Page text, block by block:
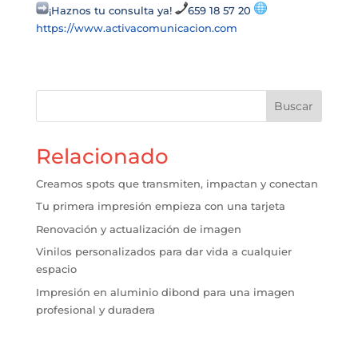
¡Haznos tu consulta ya!
659 18 57 20
https://www.activacomunicacion.com
Buscar
Relacionado
Creamos spots que transmiten, impactan y conectan
Tu primera impresión empieza con una tarjeta
Renovación y actualización de imagen
Vinilos personalizados para dar vida a cualquier
espacio
Impresión en aluminio dibond para una imagen
profesional y duradera